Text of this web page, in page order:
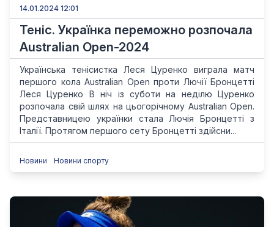
14.01.2024 12:01
Теніс. Українка переможно розпочала
Australian Open-2024
Українська тенісистка Леся Цуренко виграла матч
першого кола Australian Open проти Лючії Бронцетті
Леся Цуренко В ніч із суботи на неділю Цуренко
розпочала свій шлях на цьогорічному Australian Open.
Представницею українки стала Лючія Бронцетті з
Італії. Протягом першого сету Бронцетті здійсни...
Новини Новини спорту